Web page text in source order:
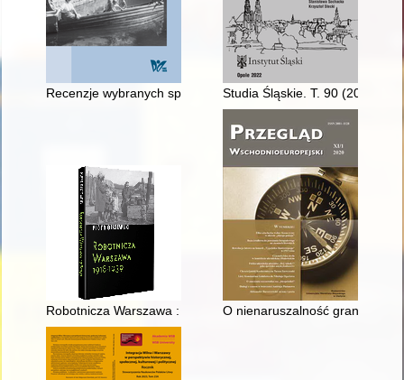
Recenzje wybranych spektakli Rosyjskiego Teatru
Studia Śląskie. T. 90 (2022)
Robotnicza Warszawa : 1918-1939O nienaruszalność granic :